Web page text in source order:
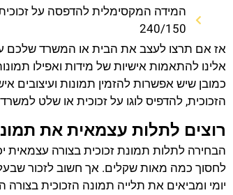
המידה המקסימלית להדפסה על
240/150
אז אם תרצו לעצב את הבית או המשרד שלכם
אלינו להתאמות אישיות של מידות ואפילו
כמובן שיש אפשרות להזמין תמונות ועיצובים
הזכוכית, להדפיס לוגו על זכוכית או שלט
רוצים לתלות עצמאית את
הבחירה לתלות תמונת זכוכית בצורה עצמאית
לחסוך כמה מאות שקלים. אך חשוב לזכור
יומי ומביאים את תלייה תמונה הזכוכית בצורה